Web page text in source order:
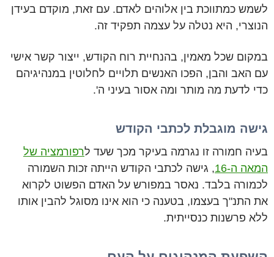
לשמש כמתווכת בין אלוהים לאדם. עם זאת, מוקדם בעידן
הנוצרי, היא נטלה על עצמה תפקיד זה.
במקום שכל מאמין, בהנחיית רוח הקודש, ייצור קשר אישי
עם האב והבן, הפכו האנשים תלויים לחלוטין במנהיגיהם
כדי לדעת מה מותר ומה אסור בעיני ה'.
גישה מוגבלת לכתבי הקודש
בעיה חמורה זו נגרמה בעיקר מכך שעד לרפורמציה של
המאה ה-16
, גישה לכתבי הקודש הייתה זכות השמורה
לכמורה בלבד. נאסר במפורש על האדם הפשוט לקרוא
את התנ"ך בעצמו, בטענה כי הוא אינו מסוגל להבין אותו
ללא פרשנות כנסייתית.